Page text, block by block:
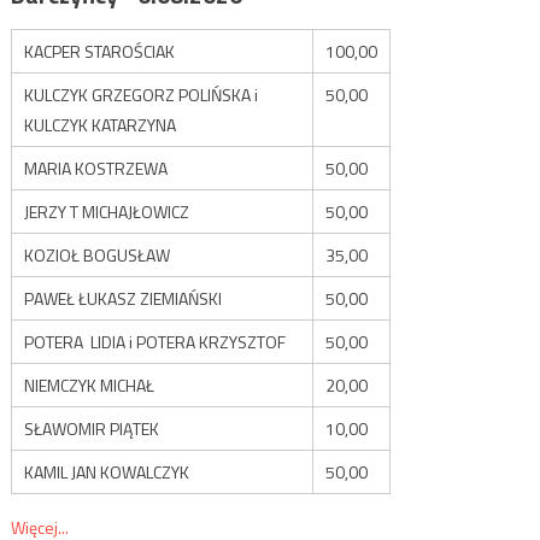
KACPER STAROŚCIAK
100,00
KULCZYK GRZEGORZ POLIŃSKA i
KULCZYK KATARZYNA
50,00
MARIA KOSTRZEWA
50,00
JERZY T MICHAJŁOWICZ
50,00
KOZIOŁ BOGUSŁAW
35,00
PAWEŁ ŁUKASZ ZIEMIAŃSKI
50,00
POTERA LIDIA i POTERA KRZYSZTOF
50,00
NIEMCZYK MICHAŁ
20,00
SŁAWOMIR PIĄTEK
10,00
KAMIL JAN KOWALCZYK
50,00
Więcej...